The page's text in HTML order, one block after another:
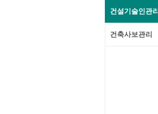
건설기술인관리
건축사보관리